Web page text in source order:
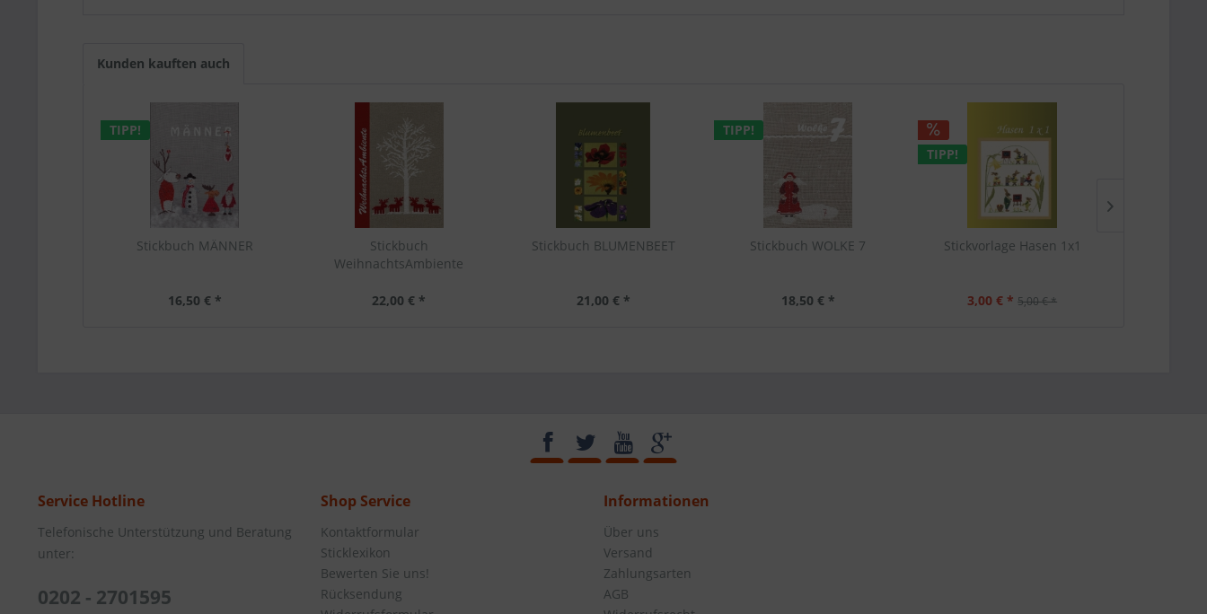
Kunden kauften auch
TIPP!
Stickbuch MÄNNER
16,50 € *
Stickbuch
WeihnachtsAmbiente
22,00 € *
Stickbuch BLUMENBEET
21,00 € *
TIPP!
Stickbuch WOLKE 7
18,50 € *
TIPP!
Stickvorlage Hasen 1x1
3,00 € * 5,00 € *
Service Hotline
Telefonische Unterstützung und Beratung
unter:
0202 - 2701595
Shop Service
Kontaktformular
Sticklexikon
Bewerten Sie uns!
Rücksendung
Informationen
Über uns
Versand
Zahlungsarten
AGB